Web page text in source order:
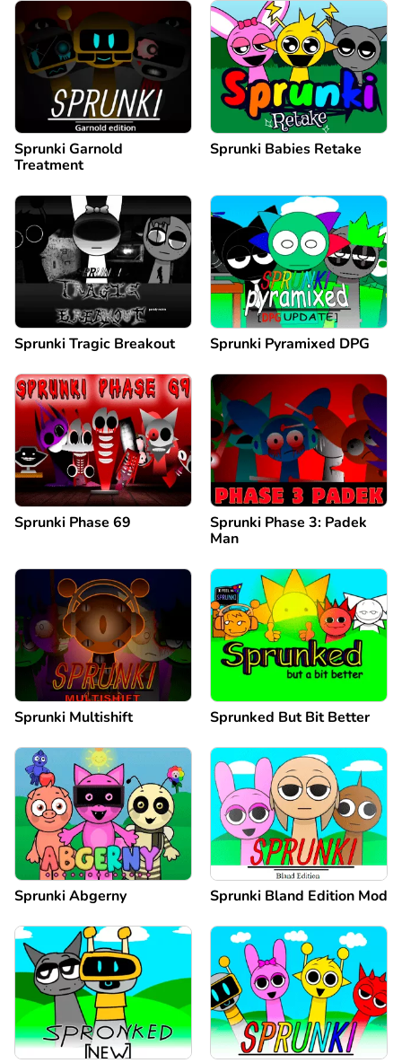
Sprunki Garnold
Treatment
Sprunki Babies Retake
Sprunki Tragic Breakout Sprunki Pyramixed DPG
Sprunki Phase 69
Sprunki Phase 3: Padek
Man
Sprunki Multishift Sprunked But Bit Better
Sprunki Abgerny Sprunki Bland Edition Mod